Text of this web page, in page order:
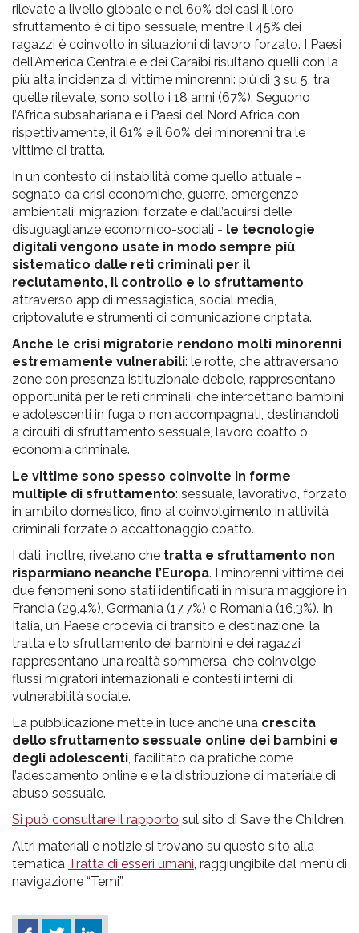
rilevate a livello globale e nel 60% dei casi il loro
sfruttamento è di tipo sessuale, mentre il 45% dei
ragazzi è coinvolto in situazioni di lavoro forzato. I Paesi
dell’America Centrale e dei Caraibi risultano quelli con la
più alta incidenza di vittime minorenni: più di 3 su 5, tra
quelle rilevate, sono sotto i 18 anni (67%). Seguono
l’Africa subsahariana e i Paesi del Nord Africa con,
rispettivamente, il 61% e il 60% dei minorenni tra le
vittime di tratta.
In un contesto di instabilità come quello attuale -
segnato da crisi economiche, guerre, emergenze
ambientali, migrazioni forzate e dall’acuirsi delle
disuguaglianze economico-sociali - le tecnologie
digitali vengono usate in modo sempre più
sistematico dalle reti criminali per il
reclutamento, il controllo e lo sfruttamento
attraverso app di messagistica, social media,
criptovalute e strumenti di comunicazione criptata.
Anche le crisi migratorie rendono molti minorenni
estremamente vulnerabili: le rotte, che attraversano
zone con presenza istituzionale debole, rappresentano
opportunità per le reti criminali, che intercettano bambini
e adolescenti in fuga o non accompagnati, destinandoli
a circuiti di sfruttamento sessuale, lavoro coatto o
economia criminale.
Le vittime sono spesso coinvolte in forme
multiple di sfruttamento: sessuale, lavorativo, forzato
in ambito domestico, fino al coinvolgimento in attività
criminali forzate o accattonaggio coatto.
I dati, inoltre, rivelano che tratta e sfruttamento non
risparmiano neanche l’Europa. I minorenni vittime dei
due fenomeni sono stati identificati in misura maggiore in
Francia (29,4%), Germania (17,7%) e Romania (16,3%). In
Italia, un Paese crocevia di transito e destinazione, la
tratta e lo sfruttamento dei bambini e dei ragazzi
rappresentano una realtà sommersa, che coinvolge
flussi migratori internazionali e contesti interni di
vulnerabilità sociale.
La pubblicazione mette in luce anche una crescita
dello sfruttamento sessuale online dei bambini e
degli adolescenti , facilitato da pratiche come
l’adescamento online e e la distribuzione di materiale di
abuso sessuale.
Si può consultare il rapporto sul sito di Save the Children.
Altri materiali e notizie si trovano su questo sito alla
tematica Tratta di esseri umani , raggiungibile dal menù di
navigazione “Temi”.